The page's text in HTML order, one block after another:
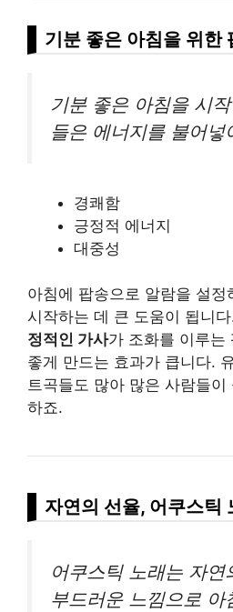
기분 좋은 아침을 위한
기분 좋은 아침을 시
들은 에너지를 불어넣
경쾌함
긍정적 에너지
대중성
아침에 팝송으로 알람을 설정
시작하는 데 큰 도움이 됩니
정적인 가사가 조화를 이루는
좋게 만드는 효과가 큽니다.
트곡들도 많아 많은 사람들
하죠.
자연의 선율, 어쿠스틱
어쿠스틱 노래는 자연
부드러운 느낌으로 아